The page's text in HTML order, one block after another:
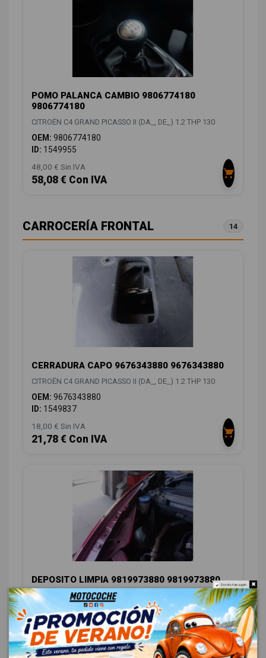
POMO PALANCA CAMBIO 9806774180
9806774180
CITROËN C4 GRAND PICASSO II (DA_, DE_) 1.2 THP 130
OEM: 9806774180
ID: 1549955
48,00 € Sin IVA
58,08 € Con IVA
CARROCERÍA FRONTAL 14
CERRADURA CAPO 9676343880 9676343880
CITROËN C4 GRAND PICASSO II (DA_, DE_) 1.2 THP 130
OEM: 9676343880
ID: 1549837
18,00 € Sin IVA
21,78 € Con IVA
DEPOSITO LIMPIA 9819973880 9819973880
CITROËN C4 GRAND PICASSO II (DA_, DE_) 1.2 THP 130
OEM:9819973880
ID:1549863
18,00 € Sin IVA
21,78 € Con IVA
Do not show again.